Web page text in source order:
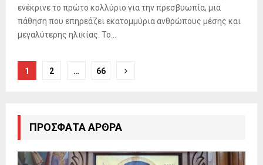
ενέκρινε το πρώτο κολλύριο για την πρεσβυωπία, μια
πάθηση που επηρεάζει εκατομμύρια ανθρώπους μέσης και
μεγαλύτερης ηλικίας. Το...
Σελιδοποίηση
1 2 … 66
ΠΡΌΣΦΑΤΑ ΆΡΘΡΑ